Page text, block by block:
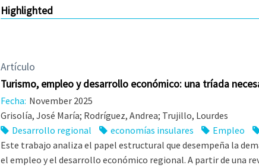
Highlighted
Artículo
Turismo, empleo y desarrollo económico: una tríada
Fecha: November 2025
Grisolía, José María; Rodríguez, Andrea; Trujillo, Lourdes
Desarrollo regional
economías insulares Empleo
Este trabajo analiza el papel estructural que desempeña la
el empleo y el desarrollo económico regional. A partir de una